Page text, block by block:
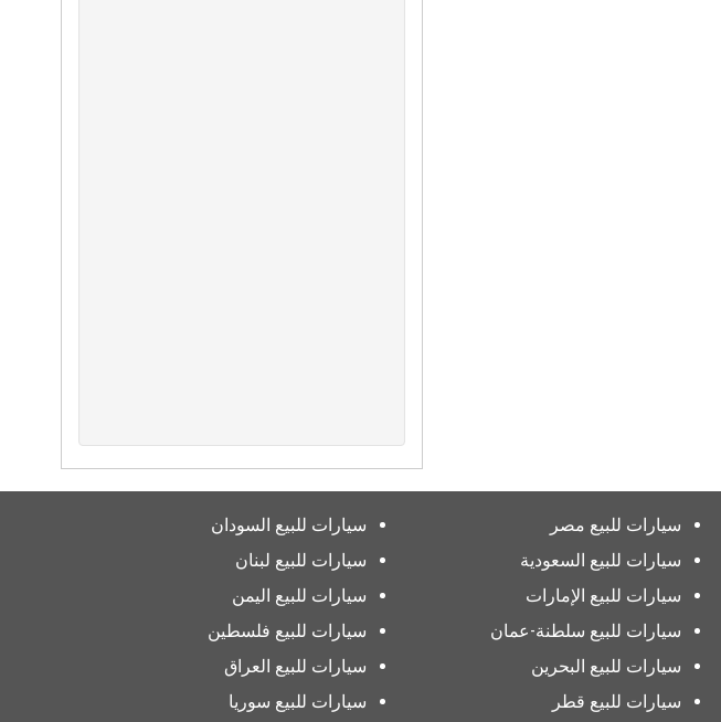
سيارات للبيع مصر
سيارات للبيع السعودية
سيارات للبيع الإمارات
سيارات للبيع سلطنة-عمان
سيارات للبيع البحرين
سيارات للبيع قطر
سيارات للبيع السودان
سيارات للبيع لبنان
سيارات للبيع اليمن
سيارات للبيع فلسطين
سيارات للبيع العراق
سيارات للبيع سوريا